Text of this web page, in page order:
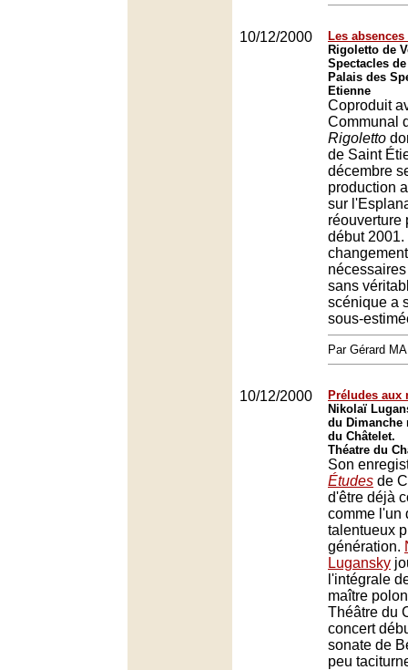
10/12/2000
Les
Rigoletto de
Spectacles
Palais des
Etienne
Coproduit
Communal
Rigoletto
de Saint
décembre
production
sur
réouverture
début
sans
scénique a
sous-
Par Gérard
10/12/2000
Préludes aux
Nikolaï
du Dimanche
du Châtelet.
Théatre du
Son
Études de
d'être déjà
comme l'un
talentueux
génération.
Lugansky
l'intégrale
maître
Théâtre du
concert
sonate de
peu